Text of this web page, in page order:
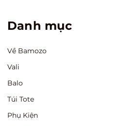
Danh mục
Về Bamozo
Vali
Balo
Túi Tote
Phụ Kiện